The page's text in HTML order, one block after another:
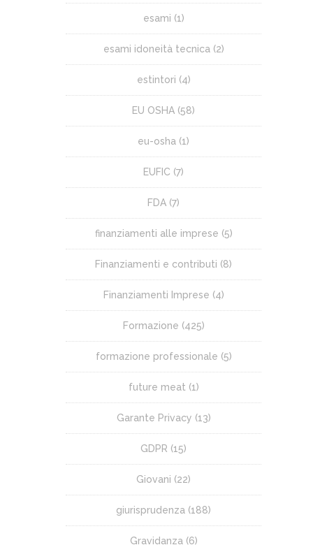
esami (1)
esami idoneità tecnica(2)
estintori (4)
EU OSHA (58)
eu-osha (1)
EUFIC (7)
FDA (7)
finanziamenti alle imprese (5)
Finanziamenti e contributi (8)
Finanziamenti Imprese (4)
Formazione (425)
formazione professionale (5)
future meat(1)
Garante Privacy (13)
GDPR (15)
Giovani (22)
giurisprudenza (188)
Gravidanza(6)